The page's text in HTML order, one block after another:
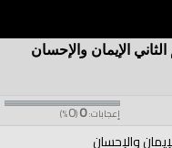
إعجابات:0
(
0
%)